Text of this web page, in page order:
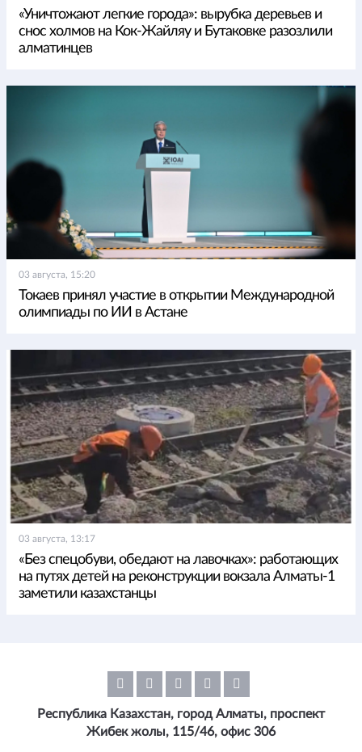
«Уничтожают легкие города»: вырубка деревьев и
снос холмов на Кок-Жайляу и Бутаковке разозлили
алматинцев
03 августа, 15:20
Токаев принял участие в открытии Международной
олимпиады по ИИ в Астане
03 августа, 13:17
«Без спецобуви, обедают на лавочках»: работающих
на путях детей на реконструкции вокзала Алматы-1
заметили казахстанцы
Республика Казахстан, город Алматы, проспект
Жибек жолы, 115/46, офис 306